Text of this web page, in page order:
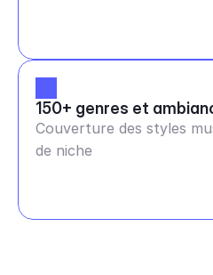
150+ genres et
Couverture des styles
de niche